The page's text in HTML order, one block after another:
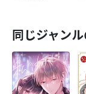
同じジャン